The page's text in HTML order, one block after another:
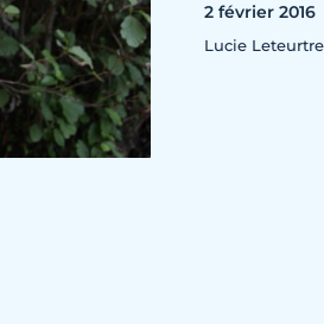
2 février 2016
Lucie Leteurtre